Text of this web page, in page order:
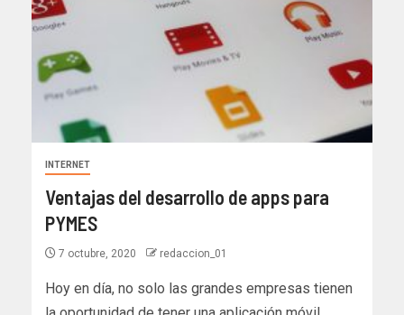
INTERNET
Ventajas del desarrollo de apps para
PYMES
7 octubre, 2020 redaccion_01
Hoy en día, no solo las grandes empresas tienen